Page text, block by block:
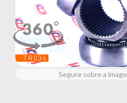
Segure sobre a